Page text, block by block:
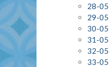
28-
29-
30-
31-
32-
33-